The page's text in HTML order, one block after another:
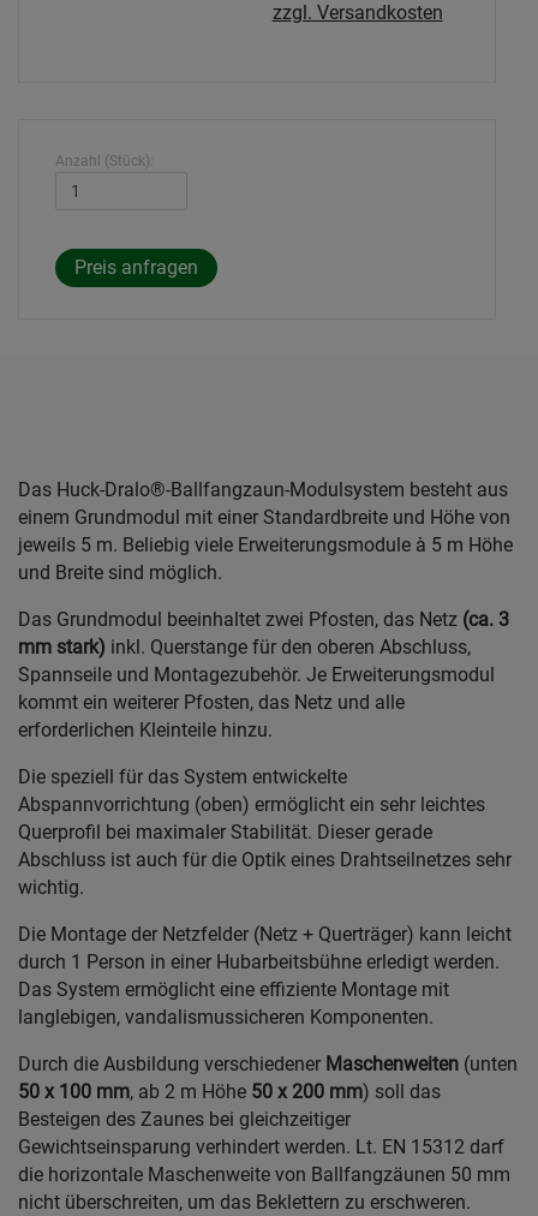
zzgl. Versandkosten
Anzahl (Stück):
Das Huck-Dralo®-Ballfangzaun-Modulsystem besteht aus
einem Grundmodul mit einer Standardbreite und Höhe von
jeweils 5 m. Beliebig viele Erweiterungsmodule à 5 m Höhe
und Breite sind möglich.
Das Grundmodul beeinhaltet zwei Pfosten, das Netz (ca. 3
mm stark) inkl. Querstange für den oberen Abschluss,
Spannseile und Montagezubehör. Je Erweiterungsmodul
kommt ein weiterer Pfosten, das Netz und alle
erforderlichen Kleinteile hinzu.
Die speziell für das System entwickelte
Abspannvorrichtung (oben) ermöglicht ein sehr leichtes
Querprofil bei maximaler Stabilität. Dieser gerade
Abschluss ist auch für die Optik eines Drahtseilnetzes sehr
wichtig.
Die Montage der Netzfelder (Netz + Querträger) kann leicht
durch 1 Person in einer Hubarbeitsbühne erledigt werden.
Das System ermöglicht eine effiziente Montage mit
langlebigen, vandalismussicheren Komponenten.
Durch die Ausbildung verschiedener Maschenweiten (unten
50 x 100 mm, ab 2 m Höhe 50 x 200 mm) soll das
Besteigen des Zaunes bei gleichzeitiger
Gewichtseinsparung verhindert werden. Lt. EN 15312 darf
die horizontale Maschenweite von Ballfangzäunen 50 mm
nicht überschreiten, um das Beklettern zu erschweren.